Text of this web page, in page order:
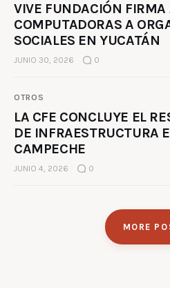
VIVE FUNDACIÓN
COMPUTADORAS A
SOCIALES EN YUCATÁN
JUNIO 30, 2026 0
OTROS
LA CFE CONCLUYE EL
DE INFRAESTRUCTURA
CAMPECHE
JUNIO 4, 2026 0
MORE